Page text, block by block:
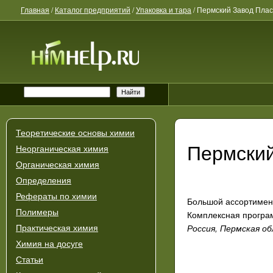
Главная /Каталог предприятий /Упаковка и тара /Пермский Завод
Теоретические основы химии
Неорганическая химия
Органическая химия
Определения
Рефераты по химии
Полимеры
Практическая химия
Химия на досуге
Статьи
Большой
Комплексная
Россия, Пермская